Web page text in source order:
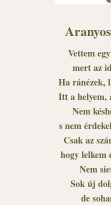
Vettem
mert az
Ha ránézek,
Itt a helyem,
Nem
s nem
Csak az
hogy lelkem
Nem
Sok új
de